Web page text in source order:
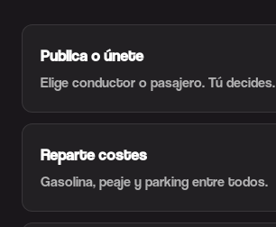
Publica o únete
Elige conductor o pasajero. Tú decides.
Reparte costes
Gasolina, peaje y parking entre todos.